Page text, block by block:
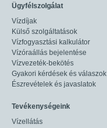
Ügyfélszolgálat
Vízdíjak
Külső szolgáltatások
Vízfogyasztási kalkulátor
Vízóraállás bejelentése
Vízvezeték-bekötés
Gyakori kérdések és válaszok
Észrevételek és javaslatok
Tevékenységeink
Vízellátás